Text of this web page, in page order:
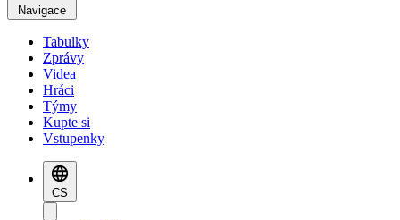
Navigace
Tabulky
Zprávy
Videa
Hráci
Týmy
Kupte si
Vstupenky
CS